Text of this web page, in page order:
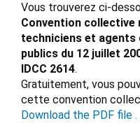
Vous trouverez ci-
Convention collective
techniciens et agents
publics du 12 juillet
IDCC 2614.
Gratuitement, vous
cette convention
Download the PDF file .